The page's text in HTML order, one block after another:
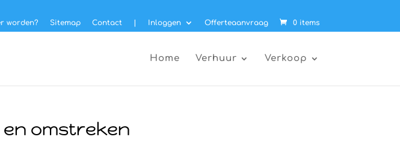
worden? Sitemap Contact Inloggen Offerteaanvraag 0 items
Home Verhuur Verkoop
omstreken